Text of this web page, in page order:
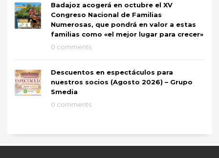
Badajoz acogerá en octubre el XV
Congreso Nacional de Familias
Numerosas, que pondrá en valor a estas
familias como «el mejor lugar para crecer»
0 comments
Descuentos en espectáculos para
nuestros socios (Agosto 2026) – Grupo
Smedia
0 comments